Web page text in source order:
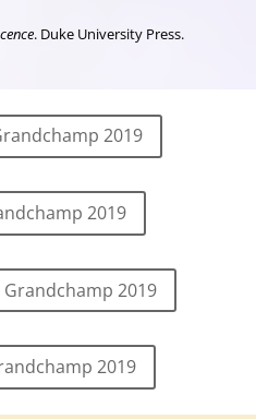
. Duke University Press.
2019
2019
2019
2019